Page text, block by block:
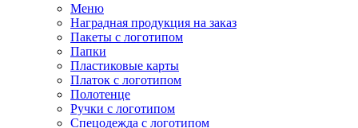
Меню
Наградная продукция на заказ
Пакеты с логотипом
Папки
Пластиковые карты
Платок с логотипом
Полотенце
Ручки с логотипом
Спецодежда с логотипом